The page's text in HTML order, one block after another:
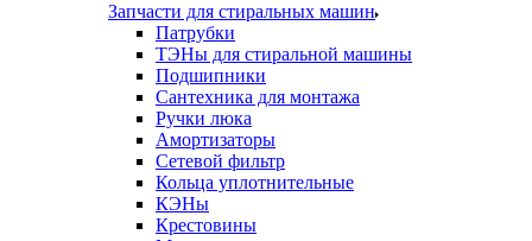
Запчасти для стиральных машин
Патрубки
ТЭНы для стиральной машины
Подшипники
Сантехника для монтажа
Ручки люка
Амортизаторы
Сетевой фильтр
Кольца уплотнительные
КЭНы
Крестовины